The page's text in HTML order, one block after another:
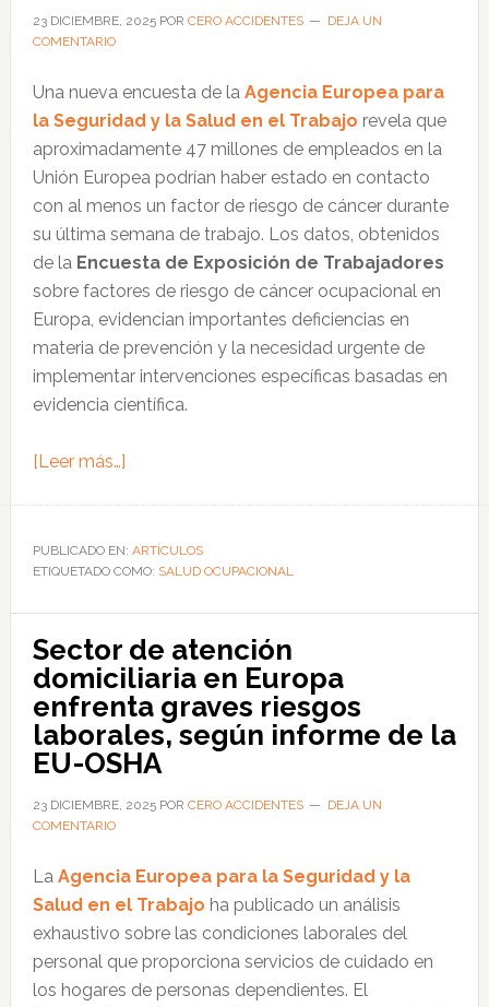
su
más
de
11
mil
profesionales
23 DICIEMBRE, 2025POR CERO ACCIDENTES
DEJA UN
COMENTARIO
Una nueva encuesta de la Agencia Europea para
la Seguridad y la Salud en el Trabajo revela que
aproximadamente 47 millones de empleados en la
Unión Europea podrían haber estado en contacto
con al menos un factor de riesgo de cáncer durante
su última semana de trabajo. Los datos, obtenidos
de la Encuesta de Exposición de Trabajadores
sobre factores de riesgo de cáncer ocupacional en
Europa, evidencian importantes deficiencias en
materia de prevención y la necesidad urgente de
implementar intervenciones específicas basadas en
evidencia científica.
[Leer más…]acerca
la
mitad
trabajadores
europeos
están
expuestos
a
factores
de
cáncer
laboral
PUBLICADO EN: ARTÍCULOS
ETIQUETADO COMO: SALUD OCUPACIONAL
Sector de atención
domiciliaria en Europa
enfrenta graves riesgos
laborales, según informe de la
EU-OSHA
23 DICIEMBRE, 2025POR CERO ACCIDENTES
DEJA UN
COMENTARIO
La Agencia Europea para la Seguridad y la
Salud en el Trabajo ha publicado un análisis
exhaustivo sobre las condiciones laborales del
personal que proporciona servicios de cuidado en
los hogares de personas dependientes. El